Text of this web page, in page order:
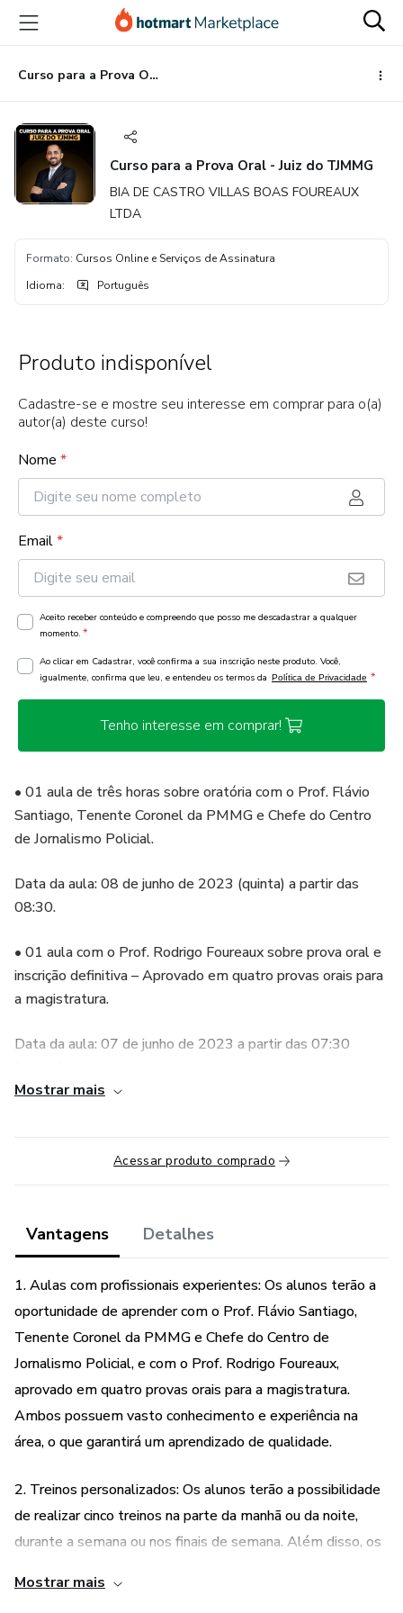
para
conteúdo
principal
para
pagamento
para
rodapé
Curso para a Prova Oral - Juiz do TJMMG
Curso para a Prova Oral - Juiz do TJMMG
BIA DE CASTRO VILLAS BOAS FOUREAUX
LTDA
Formato: Cursos Online e Serviços de Assinatura
Idioma: Português
Produto indisponível
Cadastre-se e mostre seu interesse em comprar para o(a)
autor(a) deste curso!
Nome *
Email*
Aceito receber conteúdo e compreendo que posso me descadastrar a qualquer
momento. *
Ao clicar em Cadastrar, você confirma a sua inscrição neste produto. Você,
igualmente, confirma que leu, e entendeu os termos da Política de Privacidade *
Tenho interesse em comprar!
• 01 aula de três horas sobre oratória com o Prof. Flávio
Santiago, Tenente Coronel da PMMG e Chefe do Centro
de Jornalismo Policial.
Data da aula: 08 de junho de 2023 (quinta) a partir das
08:30.
• 01 aula com o Prof. Rodrigo Foureaux sobre prova oral e
inscrição definitiva – Aprovado em quatro provas orais para
a magistratura.
Data da aula: 07 de junho de 2023 a partir das 07:30
semana ou nos finais de semana com duração de 40
minutos a 1 hora cada treino. Os dias e horários de treinos
serão ajustados diretamente com os alunos.
• Nos treinos haverá perguntas de todas as disciplinas
feitas pelo Prof. Rodrigo Foureaux, mas a maioria das
perguntas será de Direito Penal Militar e Processo Penal
• Os alunos receberão um retorno da prova oral simulada
ao final dos treinos.
• As perguntas feitas nos treinos com as respostas serão
disponibilizadas para cada aluno.
• O Prof. Fiúza realizará dois simulados com perguntas de
Legislação Institucional.
Mostrar mais
Acessar produto comprado
Vantagens Detalhes
1. Aulas com profissionais experientes: Os alunos terão a
oportunidade de aprender com o Prof. Flávio Santiago,
Tenente Coronel da PMMG e Chefe do Centro de
Jornalismo Policial, e com o Prof. Rodrigo Foureaux,
aprovado em quatro provas orais para a magistratura.
Ambos possuem vasto conhecimento e experiência na
área, o que garantirá um aprendizado de qualidade.
2. Treinos personalizados: Os alunos terão a possibilidade
de realizar cinco treinos na parte da manhã ou da noite,
durante a semana ou nos finais de semana. Além disso, os
com os alunos, proporcionando flexibilidade e
Mostrar mais